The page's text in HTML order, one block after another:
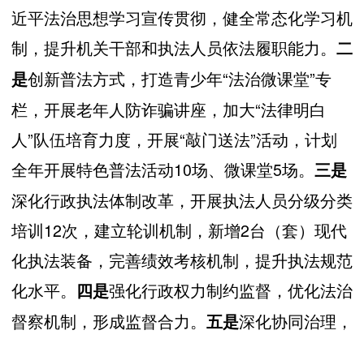
近平法治思想学习宣传贯彻，健全常态化学习机
制，提升机关干部和执法人员依法履职能力。 二
是创新普法方式，打造青少年“法治微课堂”专
栏，开展老年人防诈骗讲座，加大“法律明白
人”队伍培育力度，开展“敲门送法”活动，计划
全年开展特色普法活动10场、微课堂5场。 三是
深化行政执法体制改革，开展执法人员分级分类
培训12次，建立轮训机制，新增2台（套）现代
化执法装备，完善绩效考核机制，提升执法规范
化水平。 四是强化行政权力制约监督，优化法治
督察机制，形成监督合力。 五是深化协同治理，